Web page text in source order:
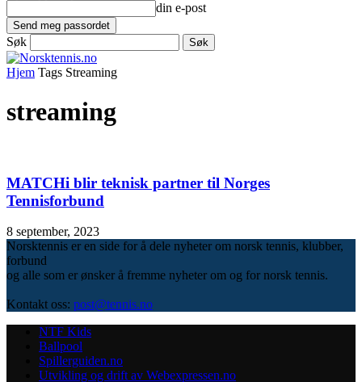
din e-post
Søk
Hjem Tags Streaming
streaming
MATCHi blir teknisk partner til Norges
Tennisforbund
8 september, 2023
Norsktennis er en side for å dele nyheter om norsk tennis, klubber,
forbund
og alle som er ønsker å fremme nyheter om og for norsk tennis.
Kontakt oss: post@tennis.no
NTF Kids
Ballpool
Spillerguiden.no
Utvikling og drift av Webexpressen.no